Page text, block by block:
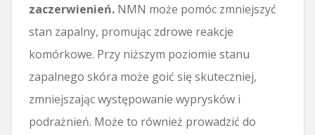
zaczerwienień. NMN może pomóc zmniejszyć
stan zapalny, promując zdrowe reakcje
komórkowe. Przy niższym poziomie stanu
zapalnego skóra może goić się skuteczniej,
zmniejszając występowanie wyprysków i
podrażnień. Może to również prowadzić do